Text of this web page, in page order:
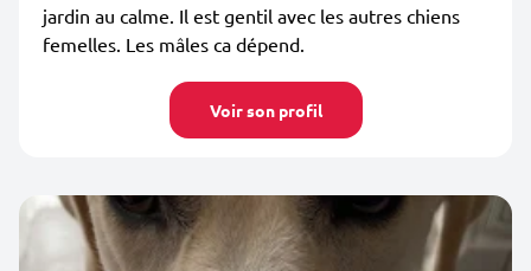
jardin au calme. Il est gentil avec les autres chiens
femelles. Les mâles ca dépend.
Voir son profil